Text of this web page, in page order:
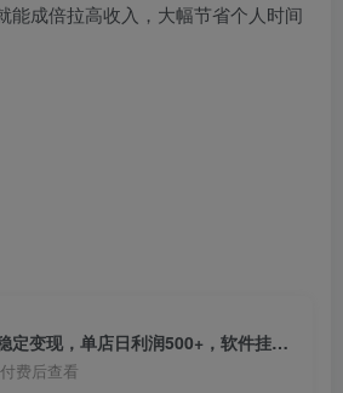
能成倍拉高收入，大幅节省个人时间
【拼多多虚拟电商】稳定变现，单店日利润500+，软件挂机全自动发货，轻松实现月入1w+！
费后查看